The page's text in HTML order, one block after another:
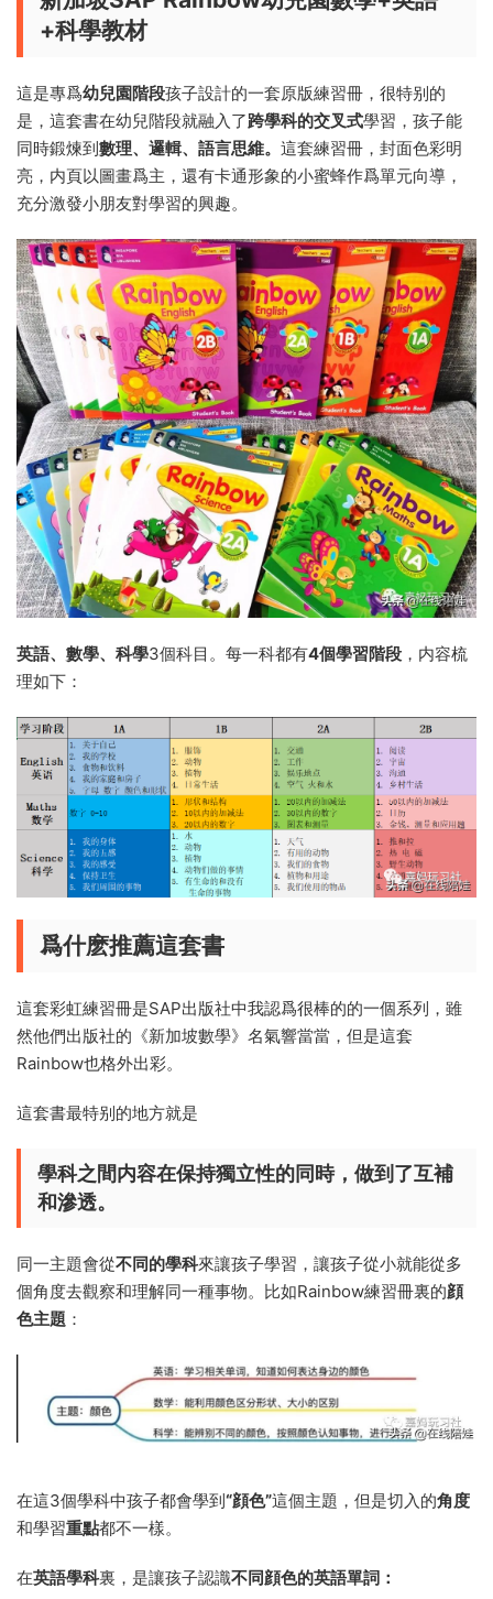
+科學教材
這是專爲幼兒園階段孩子設計的一套原版練習冊，很特别的
是，這套書在幼兒階段就融入了跨學科的交叉式學習，孩子能
同時鍛煉到數理、邏輯、語言思維。 這套練習冊，封面色彩明
亮，内頁以圖畫爲主，還有卡通形象的小蜜蜂作爲單元向導，
充分激發小朋友對學習的興趣。
英語、數學、科學3個科目。每一科都有4個學習階段 ，内容梳
理如下：
爲什麽推薦這套書
這套彩虹練習冊是SAP出版社中我認爲很棒的的一個系列，雖
然他們出版社的《新加坡數學》名氣響當當，但是這套
Rainbow也格外出彩。
這套書最特别的地方就是
學科之間内容在保持獨立性的同時，做到了互補
和滲透。
同一主題會從不同的學科來讓孩子學習，讓孩子從小就能從多
個角度去觀察和理解同一種事物。比如Rainbow練習冊裏的顔
色主題 ：
在這3個學科中孩子都會學到“顔色”這個主題，但是切入的角度
和學習重點都不一樣。
在英語學科裏，是讓孩子認識不同顔色的英語單詞：